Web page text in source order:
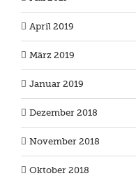
April 2019
März 2019
Januar 2019
Dezember 2018
November 2018
Oktober 2018